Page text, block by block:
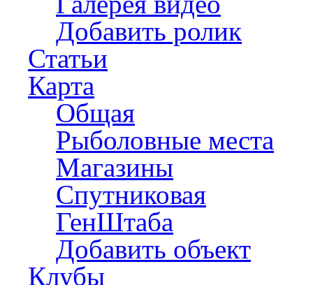
Добавить ролик
Статьи
Карта
Общая
Рыболовные места
Магазины
Спутниковая
ГенШтаба
Добавить объект
Клубы